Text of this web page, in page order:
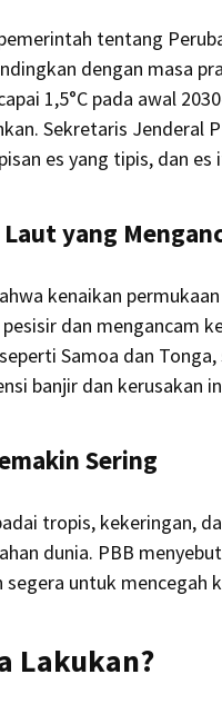
tentang
dengan masa
1,5°C pada awal
Sekretaris Jenderal
es yang tipis, dan
yang
kenaikan
dan mengancam
Samoa dan
banjir dan kerusakan
Sering
tropis, kekeringan,
dunia. PBB
untuk mencegah
Lakukan?